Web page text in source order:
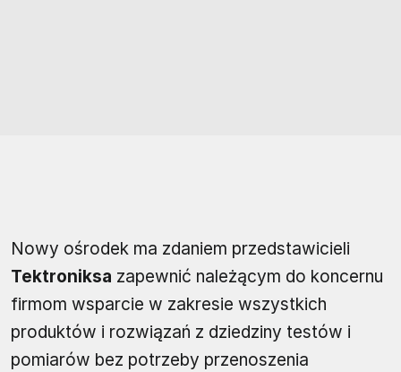
Nowy ośrodek ma zdaniem przedstawicieli
Tektroniksa zapewnić należącym do koncernu
firmom wsparcie w zakresie wszystkich
produktów i rozwiązań z dziedziny testów i
pomiarów bez potrzeby przenoszenia